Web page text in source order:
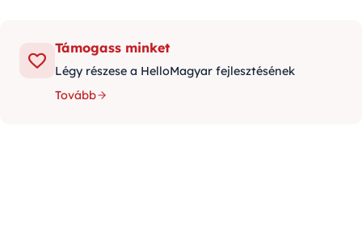
Támogass minket
Légy részese a HelloMagyar fejlesztésének
Tovább